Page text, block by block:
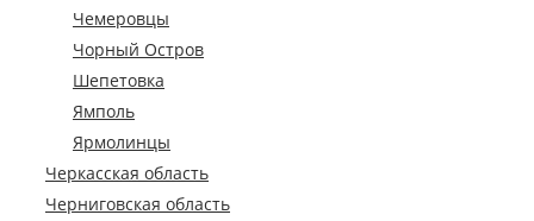
Чемеровцы
Чорный Остров
Шепетовка
Ямполь
Ярмолинцы
Черкасская область
Черниговская область